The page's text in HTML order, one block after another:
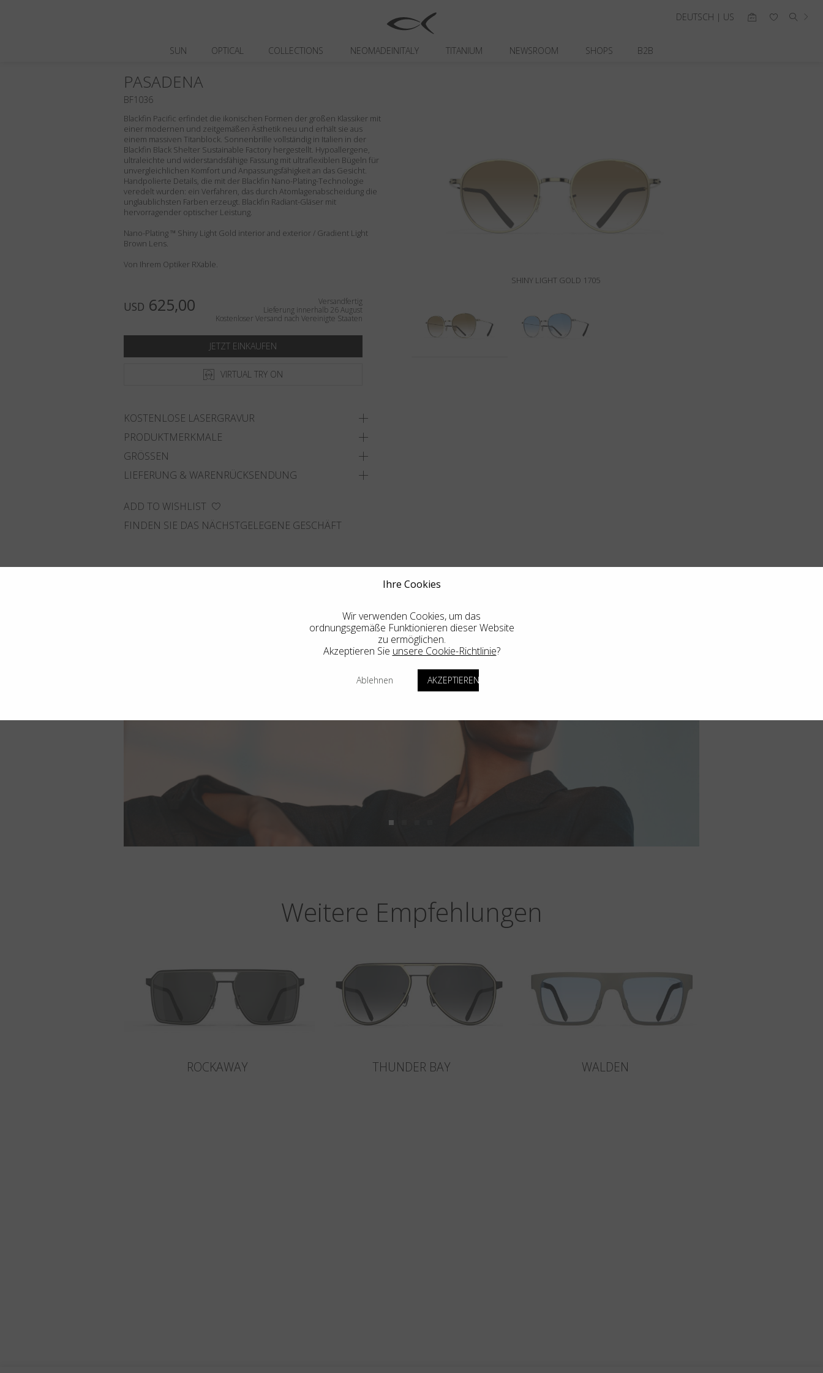
SUN OPTICAL COLLECTIONS NEOMADEINITALY TITANIUM NEWSROOM SHOPS B2B
DEUTSCH | US
SHINY LIGHT GOLD 1705
Blackfin Pacific erfindet die ikonischen Formen der großen Klassiker mit
einer modernen und zeitgemäßen Ästhetik neu und erhält sie aus
einem massiven Titanblock. Sonnenbrille vollständig in Italien in der
Blackfin Black Shelter Sustainable Factory hergestellt. Hypoallergene,
ultraleichte und widerstandsfähige Fassung mit ultraflexiblen Bügeln für
unvergleichlichen Komfort und Anpassungsfähigkeit an das Gesicht.
Handpolierte Details, die mit der Blackfin Nano-Plating-Technologie
veredelt wurden: ein Verfahren, das durch Atomlagenabscheidung die
unglaublichsten Farben erzeugt. Blackfin Radiant-Gläser mit
hervorragender optischer Leistung.
Nano-Plating ™ Shiny Light Gold interior and exterior / Gradient Light
Brown Lens.
Von Ihrem Optiker RXable.
USD 625,00
Versandfertig
Lieferung innerhalb 26 August
Kostenloser Versand nach Vereinigte Staaten
JETZT EINKAUFEN
VIRTUAL TRY ON
KOSTENLOSE LASERGRAVUR
PRODUKTMERKMALE
GRÖSSEN
LIEFERUNG & WARENRÜCKSENDUNG
ADD TO WISHLIST
FINDEN SIE DAS NÄCHSTGELEGENE GESCHÄFT
Weitere Empfehlungen
ROCKAWAY THUNDER BAY WALDEN
PASADENA
BF1036
Ihre Cookies
Wir verwenden Cookies, um das
ordnungsgemäße Funktionieren dieser Website
zu ermöglichen.
Akzeptieren Sie unsere Cookie-Richtlinie?
Ablehnen AKZEPTIEREN